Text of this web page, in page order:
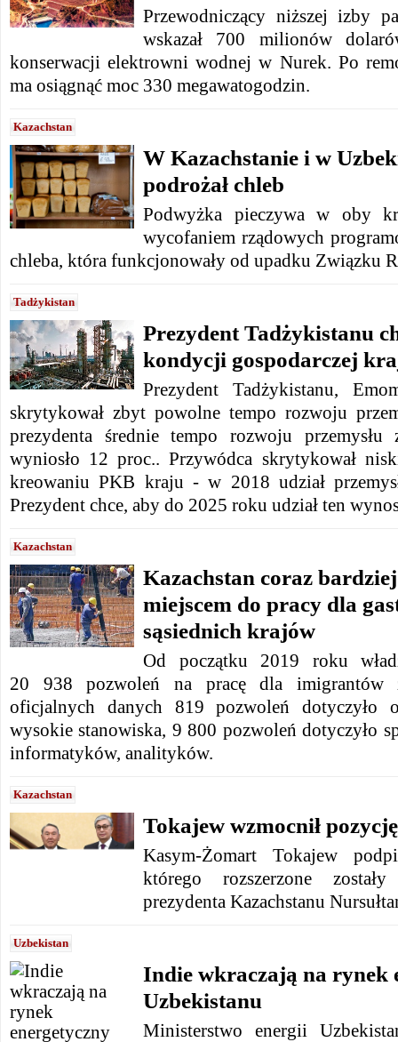
Przewodniczący niższej izby
wskazał 700 milionów
konserwacji elektrowni wodnej w Nurek. Po
ma osiągnąć moc 330 megawatogodzin.
Kazachstan
W Kazachstanie i w
podrożał chleb
Podwyżka pieczywa w oby
wycofaniem rządowych
chleba, która funkcjonowały od upadku Związku
Tadżykistan
Prezydent Tadżykistanu
kondycji gospodarczej
Prezydent Tadżykistanu,
skrytykował zbyt powolne tempo rozwoju
prezydenta średnie tempo rozwoju
wyniosło 12 proc.. Przywódca skrytykował
kreowaniu PKB kraju - w 2018 udział
Prezydent chce, aby do 2025 roku udział ten
Kazachstan
Kazachstan coraz
miejscem do pracy dla
sąsiednich krajów
Od początku 2019 roku
20 938 pozwoleń na pracę dla imigrantów
oficjalnych danych 819 pozwoleń dotyczyło
wysokie stanowiska, 9 800 pozwoleń dotyczyło
informatyków, analityków.
Kazachstan
Tokajew wzmocnił
Kasym-Żomart Tokajew
którego rozszerzone
prezydenta Kazachstanu
Uzbekistan
Indie wkraczają na rynek
Uzbekistanu
Ministerstwo energii